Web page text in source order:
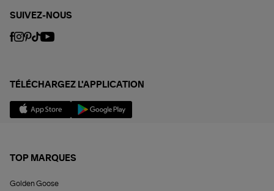
SUIVEZ-NOUS
TÉLÉCHARGEZ L'APPLICATION
TOP MARQUES
Golden Goose